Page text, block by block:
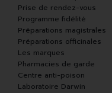
Prise de rendez-vous
Programme fidélité
Préparations magistrales
Préparations officinales
Les marques
Pharmacies de garde
Centre anti-poison
Laboratoire Darwin